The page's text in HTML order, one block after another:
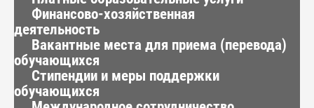
Финансово-хозяйственная
деятельность
Вакантные места для приема (перевода)
обучающихся
Стипендии и меры поддержки
обучающихся